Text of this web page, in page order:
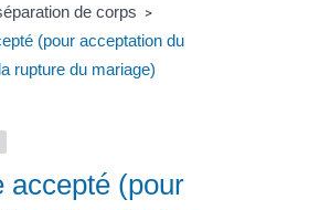
de corps >
(pour acceptation du
rupture du mariage)
accepté (pour